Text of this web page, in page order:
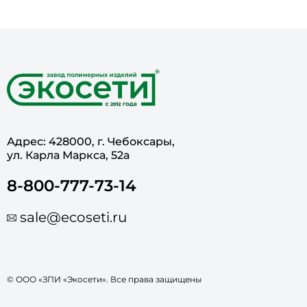
Адрес: 428000, г. Чебоксары,
ул. Карла Маркса, 52а
8-800-777-73-14
sale@ecoseti.ru
© ООО «ЗПИ «Экосети». Все права защищены